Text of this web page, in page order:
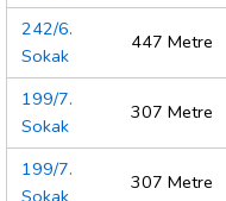
242/6.
Sokak
447 Metre
199/7.
Sokak
307 Metre
199/7.
307 Metre